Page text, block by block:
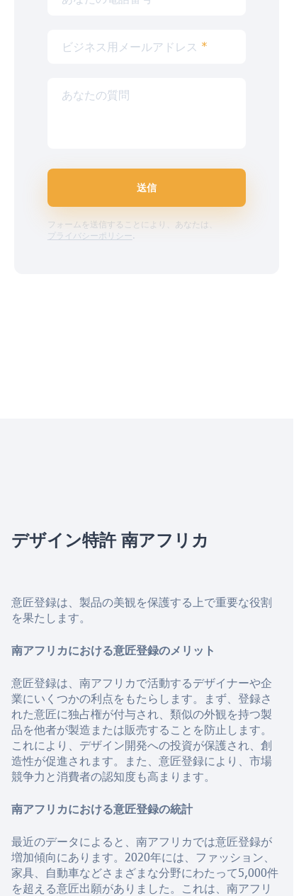
ビジネス用メールアドレス *
あなたの質問
送信
フォームを送信することにより、あなたは、
プライバシーポリシー.
デザイン特許 南アフリカ
意匠登録は、製品の美観を保護する上で重要な役割
を果たします。
南アフリカにおける意匠登録のメリット
意匠登録は、南アフリカで活動するデザイナーや企
業にいくつかの利点をもたらします。まず、登録さ
れた意匠に独占権が付与され、類似の外観を持つ製
品を他者が製造または販売することを防止します。
これにより、デザイン開発への投資が保護され、創
造性が促進されます。また、意匠登録により、市場
競争力と消費者の認知度も高まります。
南アフリカにおける意匠登録の統計
最近のデータによると、南アフリカでは意匠登録が
増加傾向にあります。2020年には、ファッション、
家具、自動車などさまざまな分野にわたって5,000件
を超える意匠出願がありました。これは、南アフリ